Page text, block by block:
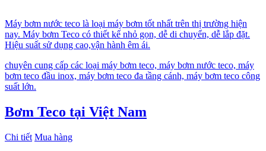
Máy bơm nước teco là loại máy bơm tốt nhất trên thị trường hiện
nay. Máy bơm Teco có thiết kế nhỏ gọn, dễ di chuyển, dễ lắp đặt.
Hiệu suất sử dụng cao,vận hành êm ái.
chuyên cung cấp các loại máy bơm teco, máy bơm nước teco, máy
bơm teco đầu inox, máy bơm teco đa tầng cánh, máy bơm teco công
suất lớn.
Bơm Teco tại Việt Nam
Chi tiết Mua hàng